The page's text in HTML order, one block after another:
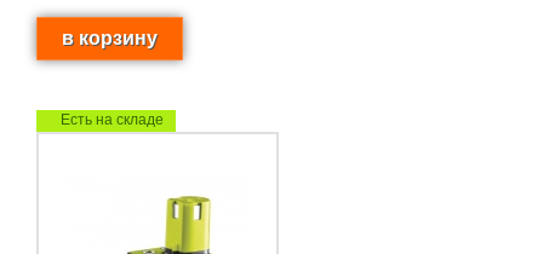
Есть на складе